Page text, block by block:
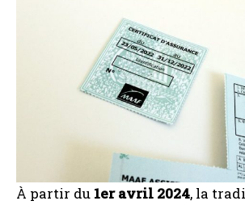
À partir du 1er avril 2024, la